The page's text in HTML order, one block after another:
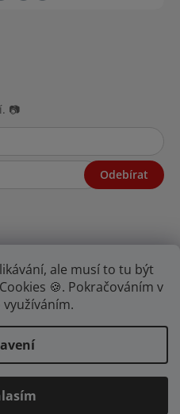
ale musí to tu být
🍪. Pokračováním v
📷
Odebírat
Facebooku i
Shoptet